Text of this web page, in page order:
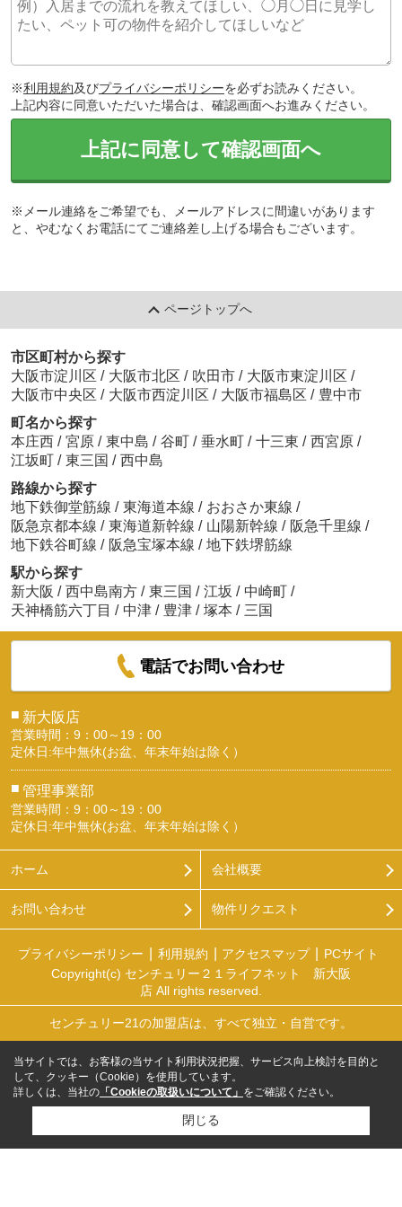
※利用規約及びプライバシーポリシーを必ずお読みください。
上記内容に同意いただいた場合は、確認画面へお進みください。
上記に同意して確認画面へ
※メール連絡をご希望でも、メールアドレスに間違いがあります
と、やむなくお電話にてご連絡差し上げる場合もございます。
ページトップへ
市区町村から探す
大阪市淀川区 / 大阪市北区 / 吹田市 / 大阪市東淀川区 /
大阪市中央区 / 大阪市西淀川区 / 大阪市福島区 / 豊中市
町名から探す
本庄西 / 宮原 / 東中島 / 谷町 / 垂水町 / 十三東 / 西宮原 /
江坂町 / 東三国 / 西中島
路線から探す
地下鉄御堂筋線 / 東海道本線 / おおさか東線 /
阪急京都本線 / 東海道新幹線 / 山陽新幹線 / 阪急千里線 /
地下鉄谷町線 / 阪急宝塚本線 / 地下鉄堺筋線
駅から探す
新大阪 / 西中島南方 / 東三国 / 江坂 / 中崎町 /
天神橋筋六丁目 / 中津 / 豊津 / 塚本 / 三国
電話でお問い合わせ
■ 新大阪店
営業時間：9：00～19：00
定休日:年中無休(お盆、年末年始は除く）
■ 管理事業部
営業時間：9：00～19：00
定休日:年中無休(お盆、年末年始は除く）
ホーム 会社概要
お問い合わせ 物件リクエスト
プライバシーポリシー 利用規約 アクセスマップ
PCサイト
Copyright(c) センチュリー２１ライフネット 新大阪
店 All rights reserved.
センチュリー21の加盟店は、すべて独立・自営です。
当サイトでは、お客様の当サイト利用状況把握、サービス向上検討を目的と
して、クッキー（Cookie）を使用しています。
詳しくは、当社の 「Cookieの取扱いについて」 をご確認ください。
閉じる